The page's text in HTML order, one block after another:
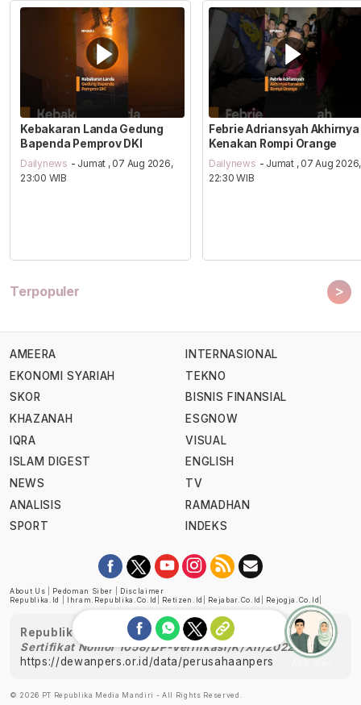
Kebakaran Landa Gedung
Bapenda Pemprov DKI
Dailynews - Jumat , 07 Aug 2026,
23:00 WIB
Febrie Adriansyah Akhirnya
Kenakan Rompi Orange
Dailynews - Jumat , 07 Aug 2026,
22:30 WIB
Terpopuler >
AMEERA
EKONOMI SYARIAH
SKOR
KHAZANAH
IQRA
ISLAM DIGEST
NEWS
ANALISIS
SPORT
INTERNASIONAL
TEKNO
BISNIS FINANSIAL
ESGNOW
VISUAL
ENGLISH
TV
RAMADHAN
INDEKS
About Us Pedoman Siber
Disclaimer
Republika.id
Ihram.republika.co.id Retizen.id Rejabar.co.id Rejogja.co.id
Republika telah diverifikasi oleh Dewan Pers
Sertifikat Nomor 1058/DP-Verifikasi/K/XII/2022
https://dewanpers.or.id/data/perusahaanpers
© 2026 PT Republika Media Mandiri - All Rights Reserved.